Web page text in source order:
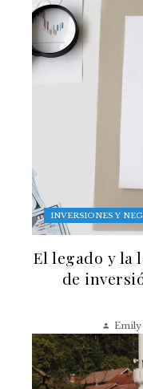
INVERSIONES Y
El legado y la
de
Emily